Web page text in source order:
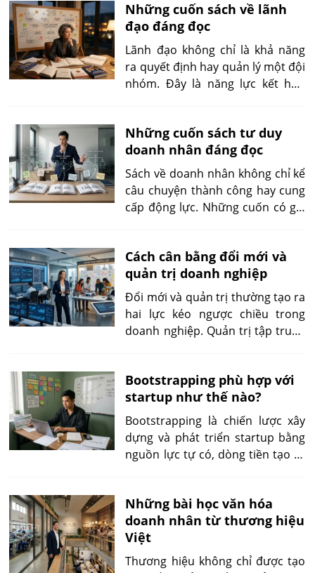
khách hàng có nhiều lựa chọn
hơn và thông tin được lan truyền
nhanh chóng, uy tín không chỉ
giúp doanh nghiệp thu hút khách
hàng mà còn duy trì các mối quan
hệ hợp tác lâu dài.
Những cuốn sách về lãnh
đạo đáng đọc
Lãnh đạo không chỉ là khả năng
ra quyết định hay quản lý một đội
nhóm. Đây là năng lực kết hợp
thống và tạo ra ảnh hưởng lâu
dài. Vì vậy, lựa chọn sách về lãnh
đạo nên dựa trên mục tiêu phát
triển cụ thể thay vì chỉ tìm những
danh sách phổ biến
Những cuốn sách tư duy
doanh nhân đáng đọc
Sách về doanh nhân không chỉ kể
câu chuyện thành công hay cung
cấp động lực. Những cuốn có giá
nguồn lực, kiểm chứng ý tưởng và
tổ chức con người.
Cách cân bằng đổi mới và
quản trị doanh nghiệp
Đổi mới và quản trị thường tạo ra
hai lực kéo ngược chiều trong
doanh nghiệp. Quản trị tập trung
khi đó, đổi mới yêu cầu thử
nghiệm, chấp nhận bất định và
tìm kiếm những hướng đi mới.
Bootstrapping phù hợp với
startup như thế nào?
Bootstrapping là chiến lược xây
dựng và phát triển startup bằng
nguồn lực tự có, dòng tiền tạo ra
động vốn từ quỹ đầu tư mạo
hiểm (VC), nhà đầu tư thiên thần
hay các tổ chức tài chính.
Những bài học văn hóa
doanh nhân từ thương hiệu
Việt
Thương hiệu không chỉ được tạo